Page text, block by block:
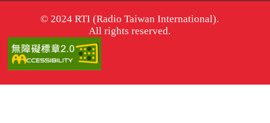
© 2024 RTI (Radio Taiwan International).
All rights reserved.